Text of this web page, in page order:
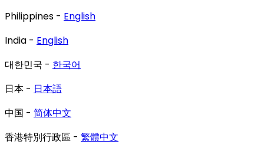
Philippines - English
India - English
대한민국 - 한국어
日本 - 日本語
中国 - 简体中文
香港特別行政區 - 繁體中文